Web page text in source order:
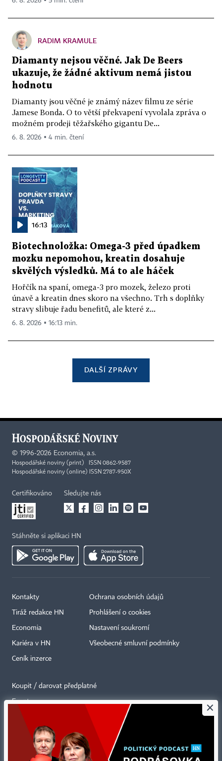
RADIM KRAMULE
Diamanty nejsou věčné. Jak De Beers
ukazuje, že žádné aktivum nemá jistou
hodnotu
Diamanty jsou věčné je známý název filmu ze série
Jamese Bonda. O to větší překvapení vyvolala zpráva o
možném prodeji těžařského gigantu De...
6. 8. 2026 ▪ 4 min. čtení
16:13
Biotechnoložka: Omega-3 před úpadkem
mozku nepomohou, kreatin dosahuje
skvělých výsledků. Má to ale háček
Hořčík na spaní, omega-3 pro mozek, železo proti
únavě a kreatin dnes skoro na všechno. Trh s doplňky
stravy slibuje řadu benefitů, ale které z...
6. 8. 2026 ▪ 16:13 min.
DALŠÍ ZPRÁVY
© 1996-2026 Economia, a.s.
Hospodářské noviny (print) ISSN 0862-9587
Hospodářské noviny (online) ISSN 2787-950X
Certifikováno Sledujte nás
Stáhněte si aplikaci HN
Kontakty
Tiráž redakce HN
Economia
Kariéra v HN
Ceník inzerce
Ochrana osobních údajů
Prohlášení o cookies
Nastavení soukromí
Všeobecné smluvní podmínky
Koupit / darovat předplatné
Eventy
Newslettery
RSS kanály
×